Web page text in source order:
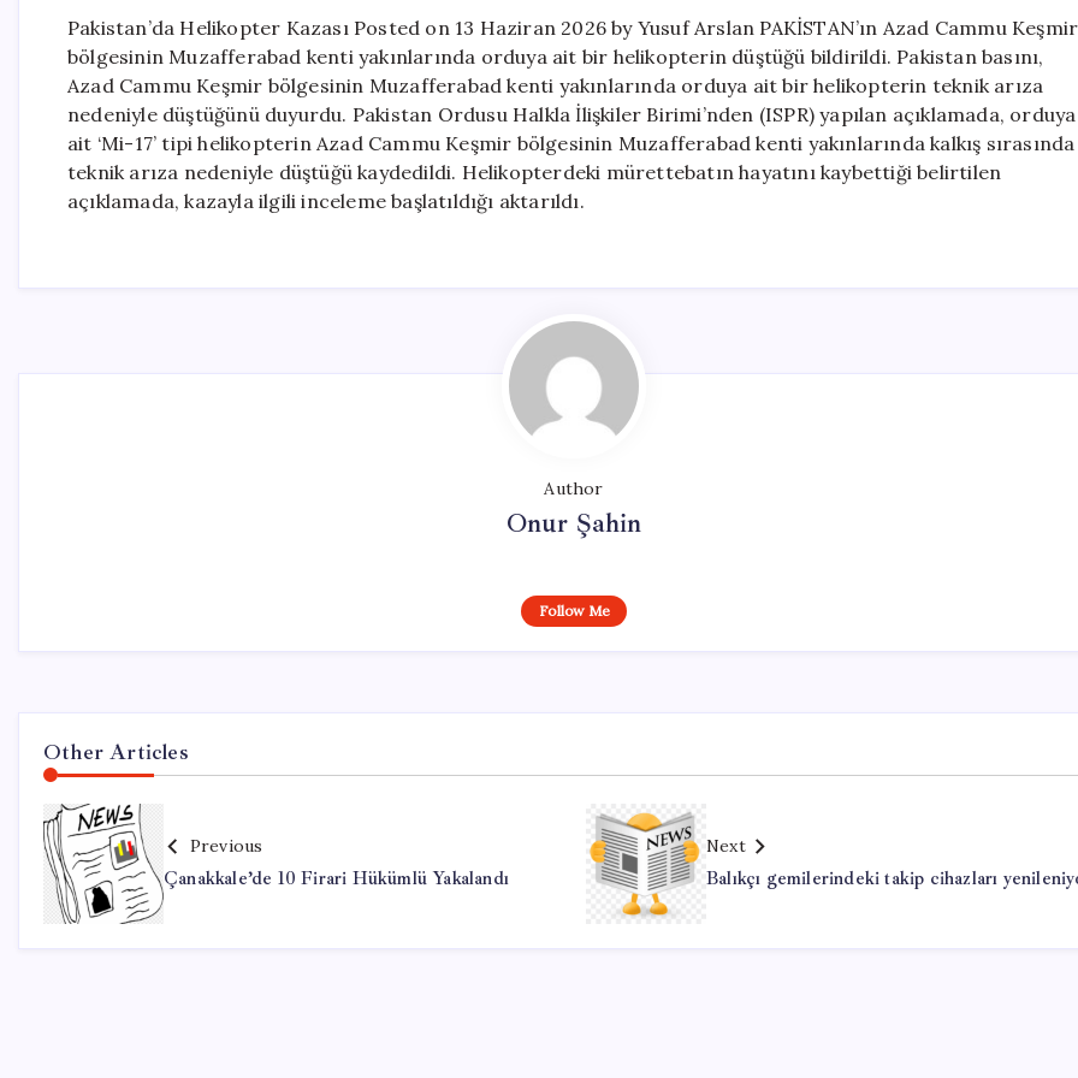
Pakistan’da Helikopter Kazası Posted on 13 Haziran 2026 by Yusuf Arslan PAKİSTAN’ın Azad Cammu Keşmir
bölgesinin Muzafferabad kenti yakınlarında orduya ait bir helikopterin düştüğü bildirildi. Pakistan basını,
Azad Cammu Keşmir bölgesinin Muzafferabad kenti yakınlarında orduya ait bir helikopterin teknik arıza
nedeniyle düştüğünü duyurdu. Pakistan Ordusu Halkla İlişkiler Birimi’nden (ISPR) yapılan açıklamada, orduya
ait ‘Mi-17’ tipi helikopterin Azad Cammu Keşmir bölgesinin Muzafferabad kenti yakınlarında kalkış sırasında
teknik arıza nedeniyle düştüğü kaydedildi. Helikopterdeki mürettebatın hayatını kaybettiği belirtilen
açıklamada, kazayla ilgili inceleme başlatıldığı aktarıldı.
Author
Onur Şahin
Follow Me
Other Articles
Previous
Çanakkale’de 10 Firari Hükümlü Yakalandı
Next
Balıkçı gemilerindeki takip cihazları